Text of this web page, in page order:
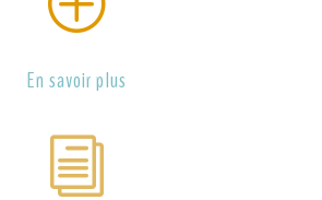
En savoir plus
i